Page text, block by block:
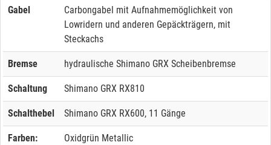
Gabel
Carbongabel mit Aufnahmemöglichkeit von
Lowridern und anderen Gepäckträgern, mit
Steckachs
Bremse hydraulische Shimano GRX Scheibenbremse
Schaltung Shimano GRX RX810
Schalthebel Shimano GRX RX600, 11 Gänge
Farben: Oxidgrün Metallic